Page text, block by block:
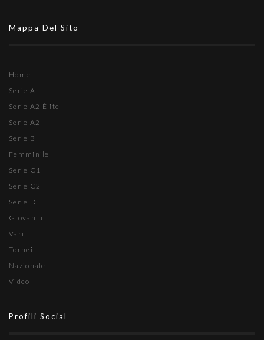
Mappa Del Sito
Home
Serie A
Serie A2 Élite
Serie A2
Serie B
Femminile
Serie C1
Serie C2
Serie D
Giovanili
Vari
Tornei
Nazionale
Video
Profili Social